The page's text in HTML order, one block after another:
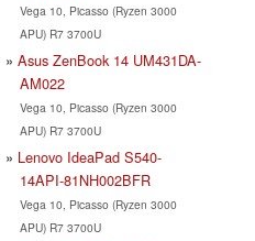
Vega 10, Picasso (Ryzen 3000
APU) R7 3700U
Asus ZenBook 14 UM431DA-
AM022
Vega 10, Picasso (Ryzen 3000
APU) R7 3700U
Lenovo IdeaPad S540-
14API-81NH002BFR
Vega 10, Picasso (Ryzen 3000
APU) R7 3700U